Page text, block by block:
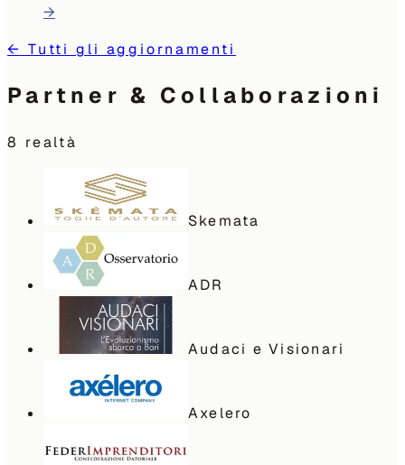
→
← Tutti gli aggiornamenti
Partner & Collaborazioni
8 realtà
Skemata
ADR
Audaci e Visionari
Axelero